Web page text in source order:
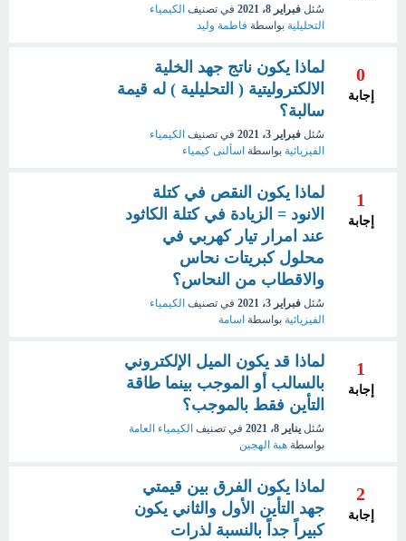
سُئل فبراير 8، 2021 في تصنيف الكيمياء
التحليلية بواسطة فاطمة وليد
0
إجابة
لماذا يكون ناتج جهد الخلية
الالكتروليتية ( التحليلية ) له قيمة
سالبة؟
سُئل فبراير 3، 2021 في تصنيف الكيمياء
الفيزيائية بواسطة اسألنى كيمياء
1
إجابة
لماذا يكون النقص في كتلة
الانود = الزيادة في كتلة الكاثود
عند امرار تيار كهربي في
محلول كبريتات نحاس
والاقطاب من النحاس؟
سُئل فبراير 3، 2021 في تصنيف الكيمياء
الفيزيائية بواسطة اسامة
1
إجابة
لماذا قد يكون الميل الإلكتروني
بالسالب أو الموجب بينما طاقة
التأين فقط بالموجب؟
سُئل يناير 8، 2021 في تصنيف الكيمياء العامة
بواسطة هبة الهجين
2
إجابة
لماذا يكون الفرق بين قيمتي
جهد التأين الأول والثاني يكون
كبيراً جداً بالنسبة لذرات